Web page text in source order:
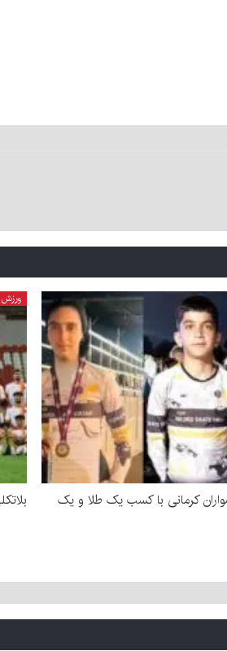
کرمانی با کسب یک طلا و یک
ورزش